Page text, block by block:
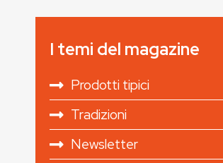
I temi del magazine
Prodotti tipici
Tradizioni
Newsletter